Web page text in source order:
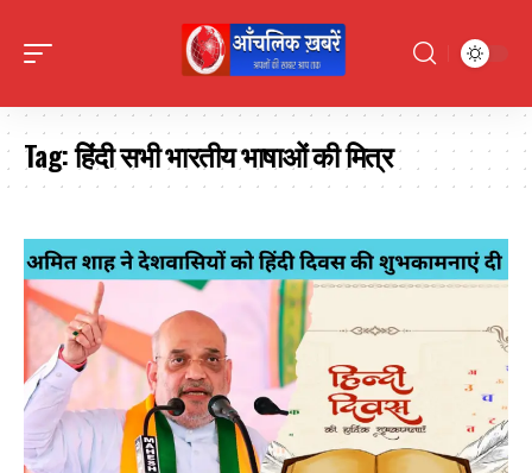
Tag:हिंदी सभी भारतीय भाषाओं की मित्र